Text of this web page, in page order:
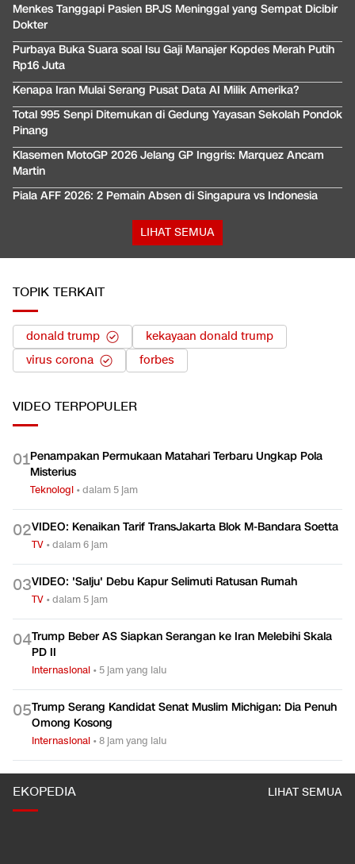
Menkes Tanggapi Pasien BPJS Meninggal yang Sempat Dicibir
Dokter
Purbaya Buka Suara soal Isu Gaji Manajer Kopdes Merah Putih
Rp16 Juta
Kenapa Iran Mulai Serang Pusat Data AI Milik Amerika?
Total 995 Senpi Ditemukan di Gedung Yayasan Sekolah Pondok
Pinang
Klasemen MotoGP 2026 Jelang GP Inggris: Marquez Ancam
Martin
Piala AFF 2026: 2 Pemain Absen di Singapura vs Indonesia
LIHAT SEMUA
TOPIK TERKAIT
donald trump
kekayaan donald trump
virus corona
forbes
VIDEO TERPOPULER
01Penampakan Permukaan Matahari Terbaru Ungkap Pola
Misterius
Teknologi •dalam 5 jam
02VIDEO: Kenaikan Tarif TransJakarta Blok M-Bandara Soetta
TV •dalam 6 jam
03VIDEO: 'Salju' Debu Kapur Selimuti Ratusan Rumah
TV •dalam 5 jam
04Trump Beber AS Siapkan Serangan ke Iran Melebihi Skala
PD II
Internasional • 5 jam yang lalu
05Trump Serang Kandidat Senat Muslim Michigan: Dia Penuh
Omong Kosong
Internasional •8 jam yang lalu
EKOPEDIA LIHAT SEMUA